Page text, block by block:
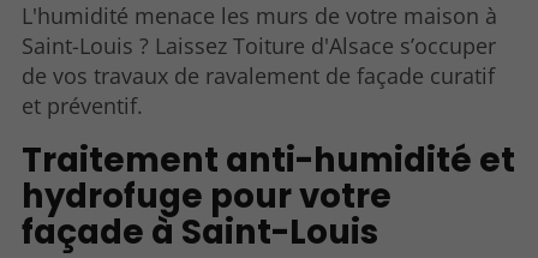
L'humidité menace les murs de votre maison à
Saint-Louis ? Laissez Toiture d'Alsace s’occuper
de vos travaux de ravalement de façade curatif
et préventif.
Traitement anti-humidité et
hydrofuge pour votre
façade à Saint-Louis